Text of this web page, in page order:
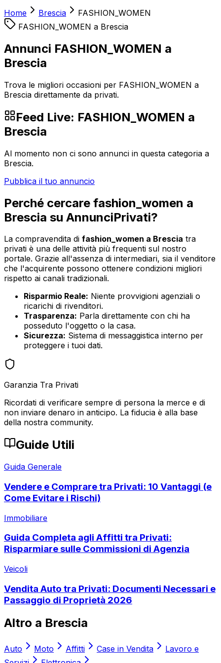
Home Brescia
FASHION_WOMEN
FASHION_WOMEN a Brescia
Annunci FASHION_WOMEN a
Brescia
Trova le migliori occasioni per FASHION_WOMEN a
Brescia direttamente da privati.
Feed Live: FASHION_WOMEN a
Brescia
Al momento non ci sono annunci in questa categoria a
Brescia.
Pubblica il tuo annuncio
Perché cercare fashion_women a
Brescia su AnnunciPrivati?
La compravendita di fashion_women a Brescia tra
privati è una delle attività più frequenti sul nostro
portale. Grazie all'assenza di intermediari, sia il venditore
che l'acquirente possono ottenere condizioni migliori
rispetto ai canali tradizionali.
Risparmio Reale: Niente provvigioni agenziali o
ricarichi di rivenditori.
Trasparenza: Parla direttamente con chi ha
posseduto l'oggetto o la casa.
Sicurezza: Sistema di messaggistica interno per
proteggere i tuoi dati.
Garanzia Tra Privati
Ricordati di verificare sempre di persona la merce e di
non inviare denaro in anticipo. La fiducia è alla base
della nostra community.
Guide Utili
Guida Generale
Vendere e Comprare tra Privati: 10 Vantaggi (e
Come Evitare i Rischi)
Immobiliare
Guida Completa agli Affitti tra Privati:
Risparmiare sulle Commissioni di Agenzia
Veicoli
Vendita Auto tra Privati: Documenti Necessari e
Passaggio di Proprietà 2026
Altro a Brescia
Auto Moto Affitti Case in Vendita
Lavoro e